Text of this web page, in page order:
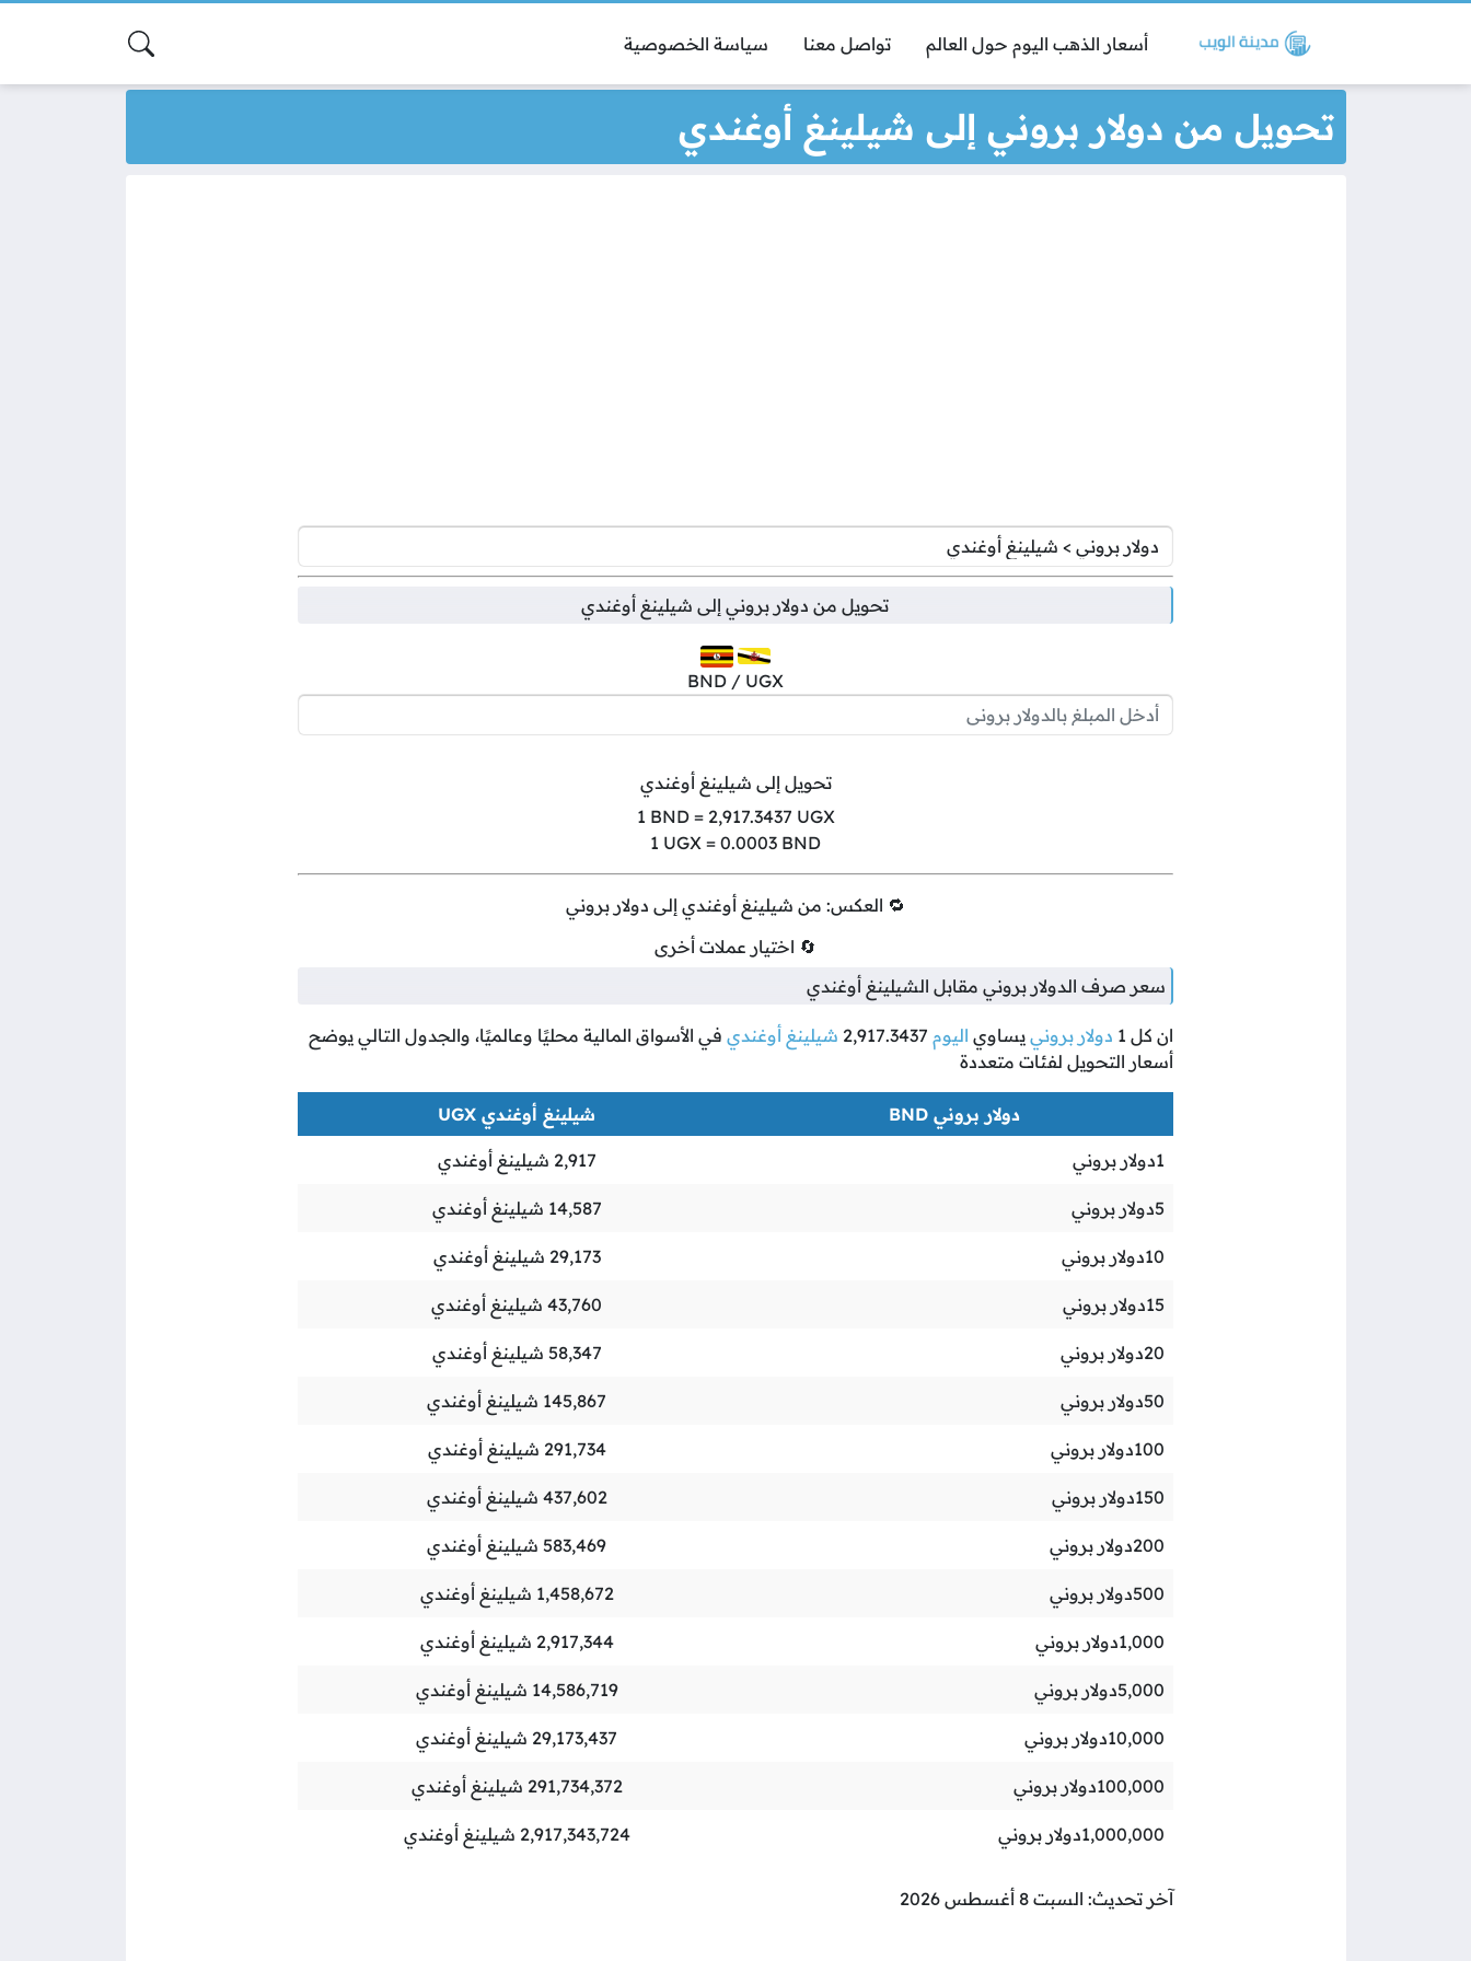
أسعار الذهب اليوم حول العالم تواصل معنا سياسة الخصوصية
تحويل من دولار بروني إلى شيلينغ أوغندي
تحويل من دولار بروني إلى شيلينغ أوغندي
BND / UGX
تحويل إلى شيلينغ أوغندي
1 BND = 2,917.3437 UGX
1 UGX = 0.0003 BND
🔁 العكس: من شيلينغ أوغندي إلى دولار بروني
🔄 اختيار عملات أخرى
سعر صرف الدولار بروني مقابل الشيلينغ أوغندي
ان كل 1 دولار بروني يساوي اليوم 2,917.3437 شيلينغ أوغندي في الأسواق المالية محليًا وعالميًا، والجدول التالي يوضح
أسعار التحويل لفئات متعددة
دولار بروني BND شيلينغ أوغندي UGX
1دولار بروني 2,917 شيلينغ أوغندي
5دولار بروني 14,587 شيلينغ أوغندي
10دولار بروني 29,173 شيلينغ أوغندي
15دولار بروني 43,760 شيلينغ أوغندي
20دولار بروني 58,347 شيلينغ أوغندي
50دولار بروني 145,867 شيلينغ أوغندي
100دولار بروني 291,734 شيلينغ أوغندي
150دولار بروني 437,602 شيلينغ أوغندي
200دولار بروني 583,469 شيلينغ أوغندي
500دولار بروني 1,458,672 شيلينغ أوغندي
1,000دولار بروني 2,917,344 شيلينغ أوغندي
5,000دولار بروني 14,586,719 شيلينغ أوغندي
10,000دولار بروني 29,173,437 شيلينغ أوغندي
100,000دولار بروني 291,734,372 شيلينغ أوغندي
1,000,000دولار بروني 2,917,343,724 شيلينغ أوغندي
آخر تحديث: السبت 8 أغسطس 2026